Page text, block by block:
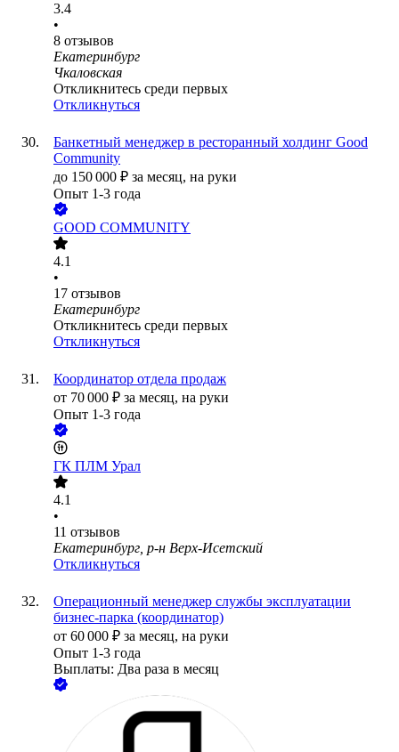
3.4
•
8 отзывов
Екатеринбург
Чкаловская
Откликнитесь среди первых
Откликнуться
Банкетный менеджер в ресторанный холдинг Good
Community
до 150 000 ₽ за месяц, на руки
Опыт 1-3 года
GOOD COMMUNITY
4.1
•
17 отзывов
Екатеринбург
Откликнитесь среди первых
Откликнуться
Координатор отдела продаж
от 70 000 ₽ за месяц, на руки
Опыт 1-3 года
ГК ПЛМ Урал
4.1
•
11 отзывов
Екатеринбург, р-н Верх-Исетский
Откликнуться
Операционный менеджер службы эксплуатации
бизнес-парка (координатор)
от 60 000 ₽ за месяц, на руки
Опыт 1-3 года
Выплаты: Два раза в месяц